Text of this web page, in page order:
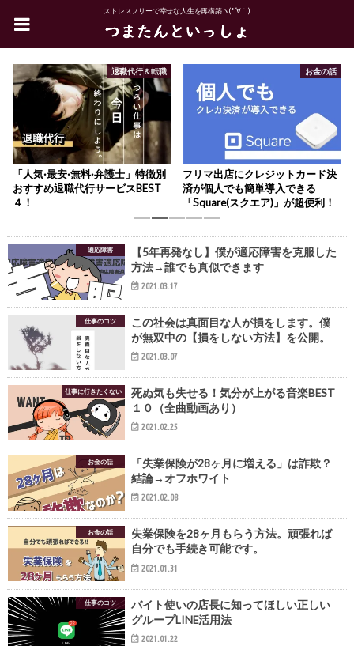
ストレスフリーで幸せな人生を再構築ヽ(*´∀｀)
退職代行＆転職
「人気·最安·無料·弁護士」特徴別
おすすめ退職代行サービスBEST
４！
お金の話
フリマ出店にクレジットカード決
済が個人でも簡単導入できる
「Square(スクエア)」が超便利！
適応障害
【5年再発なし】僕が適応障害を克服した
方法→誰でも真似できます
2021.03.17
仕事のコツ
この社会は真面目な人が損をします。僕
が無双中の【損をしない方法】を公開。
2021.03.07
仕事に行きたくない
死ぬ気も失せる！気分が上がる音楽BEST
１０（全曲動画あり）
2021.02.25
お金の話
「失業保険が28ヶ月に増える」は詐欺？
結論→オフホワイト
2021.02.08
お金の話
失業保険を28ヶ月もらう方法。頑張れば
自分でも手続き可能です。
2021.01.31
仕事のコツ
バイト使いの店長に知ってほしい正しい
グループLINE活用法
2021.01.22